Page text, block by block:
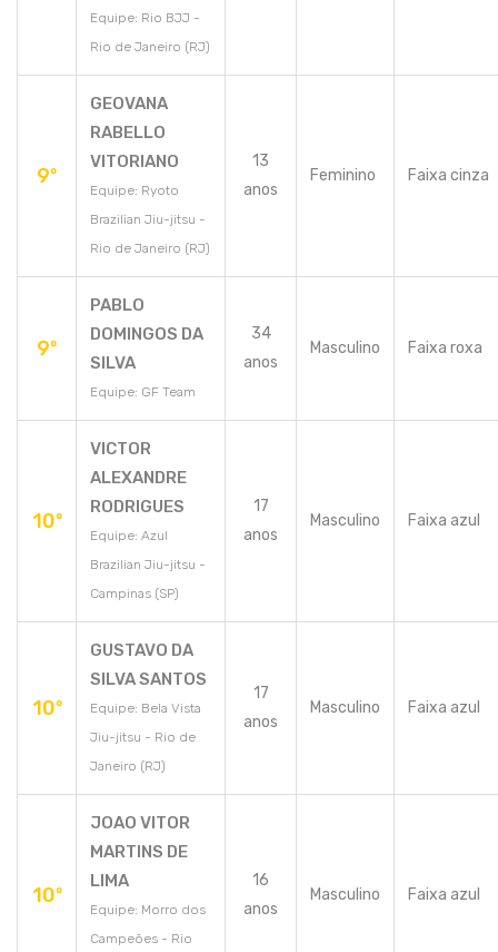
Equipe: Rio BJJ -
Rio de Janeiro (RJ)
9º
GEOVANA
RABELLO
VITORIANO
Equipe: Ryoto
Brazilian Jiu-jitsu -
Rio de Janeiro (RJ)
13
anos
Feminino Faixa cinza
9º
PABLO
DOMINGOS DA
SILVA
Equipe: GF Team
34
anos
Masculino Faixa roxa
10º
VICTOR
ALEXANDRE
RODRIGUES
Equipe: Azul
Brazilian Jiu-jitsu -
Campinas (SP)
17
anos
Masculino Faixa azul
10º
GUSTAVO DA
SILVA SANTOS
Equipe: Bela Vista
Jiu-jitsu - Rio de
Janeiro (RJ)
17
anos
Masculino Faixa azul
10º
JOAO VITOR
MARTINS DE
LIMA
Equipe: Morro dos
Campeões - Rio
16
anos
Masculino Faixa azul